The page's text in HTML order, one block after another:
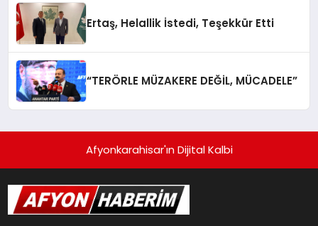
Ertaş, Helallik İstedi, Teşekkür Etti
“TERÖRLE MÜZAKERE DEĞİL, MÜCADELE”
Afyonkarahisar'ın Dijital Kalbi